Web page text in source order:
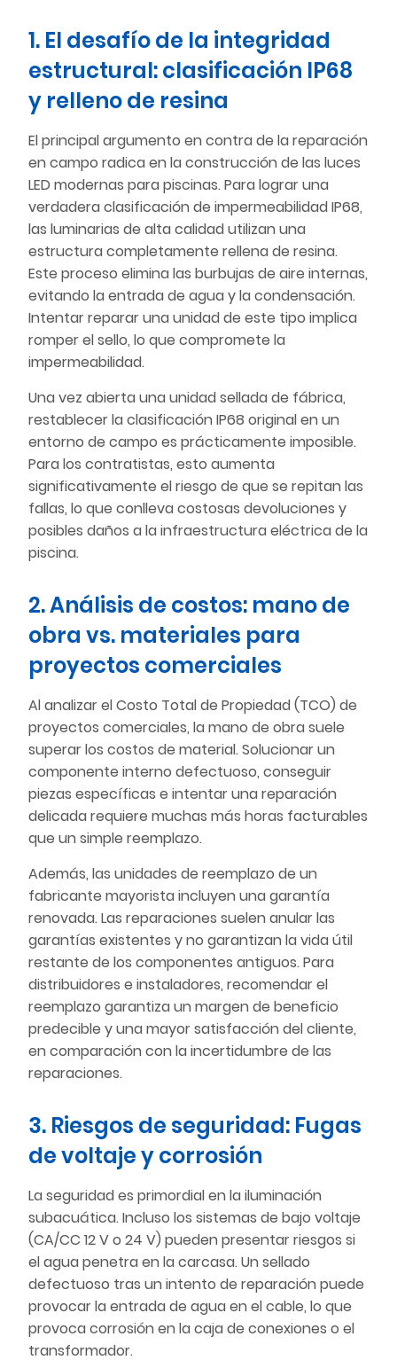
1. El desafío de la integridad
estructural: clasificación IP68
y relleno de resina
El principal argumento en contra de la reparación
en campo radica en la construcción de las luces
LED modernas para piscinas. Para lograr una
verdadera clasificación de impermeabilidad IP68,
las luminarias de alta calidad utilizan una
estructura completamente rellena de resina.
Este proceso elimina las burbujas de aire internas,
evitando la entrada de agua y la condensación.
Intentar reparar una unidad de este tipo implica
romper el sello, lo que compromete la
impermeabilidad.
Una vez abierta una unidad sellada de fábrica,
restablecer la clasificación IP68 original en un
entorno de campo es prácticamente imposible.
Para los contratistas, esto aumenta
significativamente el riesgo de que se repitan las
fallas, lo que conlleva costosas devoluciones y
posibles daños a la infraestructura eléctrica de la
piscina.
2. Análisis de costos: mano de
obra vs. materiales para
proyectos comerciales
Al analizar el Costo Total de Propiedad (TCO) de
proyectos comerciales, la mano de obra suele
superar los costos de material. Solucionar un
componente interno defectuoso, conseguir
piezas específicas e intentar una reparación
delicada requiere muchas más horas facturables
que un simple reemplazo.
Además, las unidades de reemplazo de un
fabricante mayorista incluyen una garantía
renovada. Las reparaciones suelen anular las
garantías existentes y no garantizan la vida útil
restante de los componentes antiguos. Para
distribuidores e instaladores, recomendar el
reemplazo garantiza un margen de beneficio
predecible y una mayor satisfacción del cliente,
en comparación con la incertidumbre de las
reparaciones.
3. Riesgos de seguridad: Fugas
de voltaje y corrosión
La seguridad es primordial en la iluminación
subacuática. Incluso los sistemas de bajo voltaje
(CA/CC 12 V o 24 V) pueden presentar riesgos si
el agua penetra en la carcasa. Un sellado
defectuoso tras un intento de reparación puede
provocar la entrada de agua en el cable, lo que
provoca corrosión en la caja de conexiones o el
transformador.